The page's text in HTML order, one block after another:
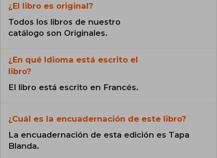
¿El libro es original?
Todos los libros de nuestro
catálogo son Originales.
¿En qué Idioma está escrito el
libro?
El libro está escrito en Francés.
¿Cuál es la encuadernación de este libro?
La encuadernación de esta edición es Tapa
Blanda.